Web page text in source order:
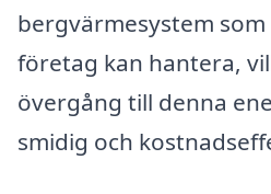
bergvärmesystem
företag kan hantera,
övergång till denna
smidig och